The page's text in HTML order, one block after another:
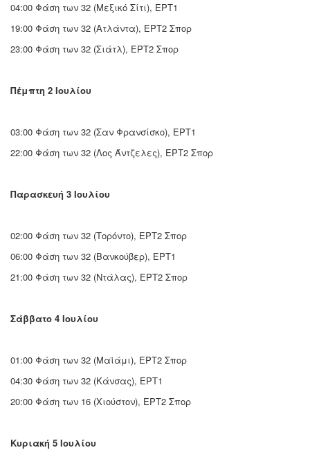
04:00 Φάση των 32 (Μεξικό Σίτι), ΕΡΤ1
19:00 Φάση των 32 (Ατλάντα), ΕΡΤ2 Σπορ
23:00 Φάση των 32 (Σιάτλ), ΕΡΤ2 Σπορ
Πέμπτη 2 Ιουλίου
03:00 Φάση των 32 (Σαν Φρανσίσκο), ΕΡΤ1
22:00 Φάση των 32 (Λος Άντζελες), ΕΡΤ2 Σπορ
Παρασκευή 3 Ιουλίου
02:00 Φάση των 32 (Τορόντο), ΕΡΤ2 Σπορ
06:00 Φάση των 32 (Βανκούβερ), ΕΡΤ1
21:00 Φάση των 32 (Ντάλας), ΕΡΤ2 Σπορ
Σάββατο 4 Ιουλίου
01:00 Φάση των 32 (Μαϊάμι), ΕΡΤ2 Σπορ
04:30 Φάση των 32 (Κάνσας), ΕΡΤ1
20:00 Φάση των 16 (Χιούστον), ΕΡΤ2 Σπορ
Κυριακή 5 Ιουλίου